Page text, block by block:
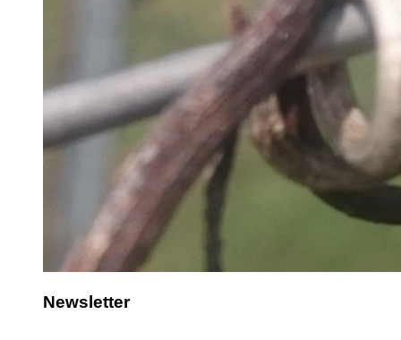
Newsletter